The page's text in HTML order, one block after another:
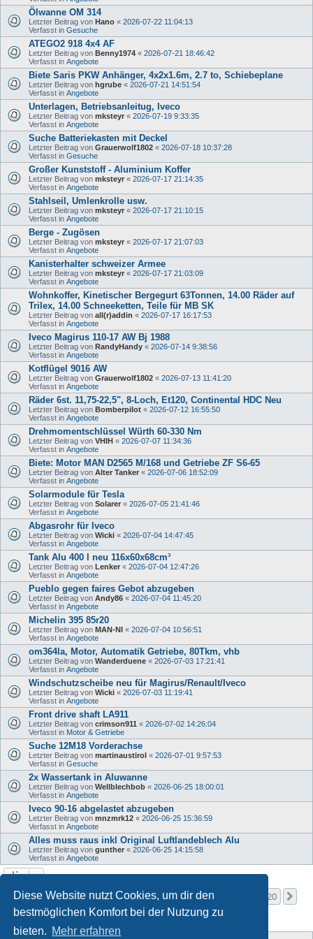
Diese Website nutzt Cookies, um dir den
bestmöglichen Komfort bei der Nutzung zu
bieten. Mehr erfahren
Ölwanne OM 314
Letzter Beitrag von Hano « 2026-07-22 11:04:13
Verfasst in Gesuche
ATEGO2 918 4x4 AF
Letzter Beitrag von Benny1974 « 2026-07-21 18:46:42
Verfasst in Angebote
Biete Saris PKW Anhänger, 4x2x1.6m, 2.7 to, Schiebeplane
Letzter Beitrag von hgrube « 2026-07-21 14:51:54
Verfasst in Angebote
Unterlagen, Betriebsanleitug, Iveco
Letzter Beitrag von mksteyr « 2026-07-19 9:33:35
Verfasst in Angebote
Suche Batteriekasten mit Deckel
Letzter Beitrag von Grauerwolf1802 « 2026-07-18 10:37:28
Verfasst in Gesuche
Großer Kunststoff - Aluminium Koffer
Letzter Beitrag von mksteyr « 2026-07-17 21:14:35
Verfasst in Angebote
Stahlseil, Umlenkrolle usw.
Letzter Beitrag von mksteyr « 2026-07-17 21:10:15
Verfasst in Angebote
Berge - Zugösen
Letzter Beitrag von mksteyr « 2026-07-17 21:07:03
Verfasst in Angebote
Kanisterhalter schweizer Armee
Letzter Beitrag von mksteyr « 2026-07-17 21:03:09
Verfasst in Angebote
Wohnkoffer, Kinetischer Bergegurt 63Tonnen, 14.00 Räder auf
Trilex, 14.00 Schneeketten, Teile für MB SK
Letzter Beitrag von all(r)addin « 2026-07-17 16:17:53
Verfasst in Angebote
Iveco Magirus 110-17 AW Bj 1988
Letzter Beitrag von RandyHandy « 2026-07-14 9:38:56
Verfasst in Angebote
Kotflügel 9016 AW
Letzter Beitrag von Grauerwolf1802 « 2026-07-13 11:41:20
Verfasst in Angebote
Räder 6st. 11,75-22,5", 8-Loch, Et120, Continental HDC Neu
Letzter Beitrag von Bomberpilot « 2026-07-12 16:55:50
Verfasst in Angebote
Drehmomentschlüssel Würth 60-330 Nm
Letzter Beitrag von VHIH « 2026-07-07 11:34:36
Verfasst in Angebote
Biete: Motor MAN D2565 M/168 und Getriebe ZF S6-65
Letzter Beitrag von Alter Tanker « 2026-07-06 18:52:09
Verfasst in Angebote
Solarmodule für Tesla
Letzter Beitrag von Solarer « 2026-07-05 21:41:46
Verfasst in Angebote
Abgasrohr für Iveco
Letzter Beitrag von Wicki « 2026-07-04 14:47:45
Verfasst in Angebote
Tank Alu 400 l neu 116x60x68cm³
Letzter Beitrag von Lenker « 2026-07-04 12:47:26
Verfasst in Angebote
Pueblo gegen faires Gebot abzugeben
Letzter Beitrag von Andy86 « 2026-07-04 11:45:20
Verfasst in Angebote
Michelin 395 85r20
Letzter Beitrag von MAN-NI « 2026-07-04 10:56:51
Verfasst in Angebote
om364la, Motor, Automatik Getriebe, 80Tkm, vhb
Letzter Beitrag von Wanderduene « 2026-07-03 17:21:41
Verfasst in Angebote
Windschutzscheibe neu für Magirus/Renault/Iveco
Letzter Beitrag von Wicki « 2026-07-03 11:19:41
Verfasst in Angebote
Front drive shaft LA911
Letzter Beitrag von crimson911 « 2026-07-02 14:26:04
Verfasst in Motor & Getriebe
Suche 12M18 Vorderachse
Letzter Beitrag von martinaustirol « 2026-07-01 9:57:53
Verfasst in Gesuche
2x Wassertank in Aluwanne
Letzter Beitrag von Wellblechbob « 2026-06-25 18:00:01
Verfasst in Angebote
Iveco 90-16 abgelastet abzugeben
Letzter Beitrag von mnzmrk12 « 2026-06-25 15:36:59
Verfasst in Angebote
Alles muss raus inkl Original Luftlandeblech Alu
Letzter Beitrag von gunther « 2026-06-25 14:15:58
Verfasst in Angebote
Die Suche ergab mehr als 1000 Treffer Seite1von
1 2 3 20